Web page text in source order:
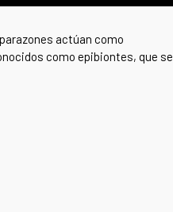
actúan como
como epibiontes, que se